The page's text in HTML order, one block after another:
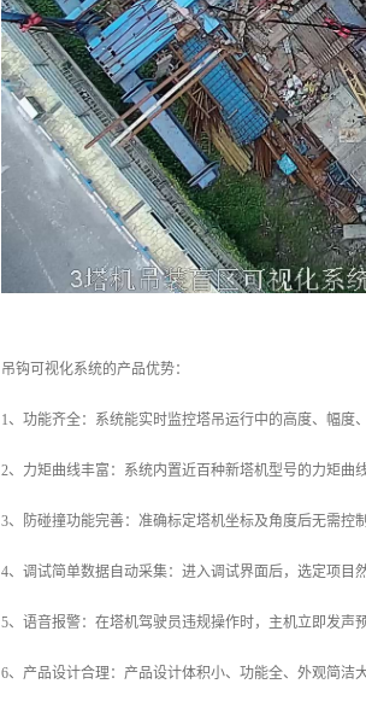
吊钩可视化系统的产品优势：
1、功能齐全：系统能实时监控塔吊运行中的高度、幅度
2、力矩曲线丰富：系统内置近百种新塔机型号的力矩曲
3、防碰撞功能完善：准确标定塔机坐标及角度后无需控
4、调试简单数据自动采集：进入调试界面后，选定项目
5、语音报警：在塔机驾驶员违规操作时，主机立即发声
6、产品设计合理：产品设计体积小、功能全、外观简洁